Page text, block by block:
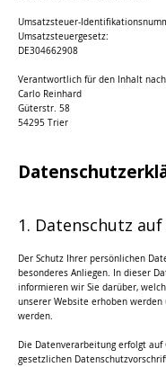
Umsatzsteuer-
Umsatzsteuergesetz:
DE304662908
Verantwortlich für den Inhalt nach
Carlo Reinhard
Güterstr. 58
54295 Trier
1. Datenschutz
Der Schutz Ihrer persönlichen
besonderes Anliegen. In dieser
informieren wir Sie darüber,
unserer Website erhoben
werden.
Die Datenverarbeitung erfolgt auf
gesetzlichen